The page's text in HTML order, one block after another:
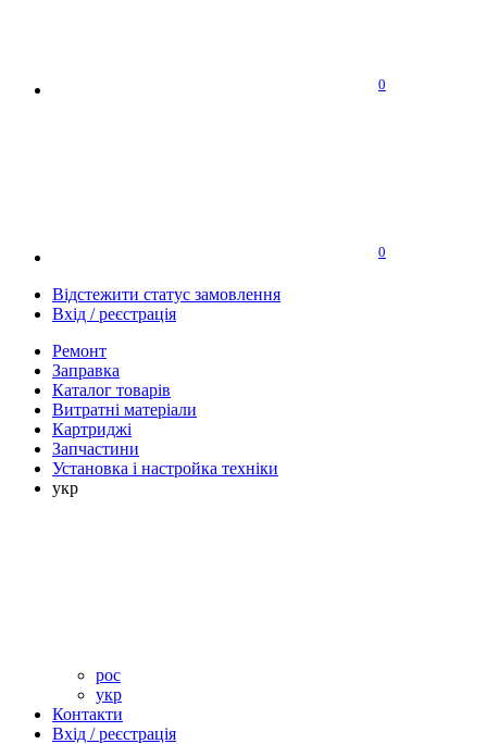
0
0
Відстежити статус замовлення
Вхід / реєстрація
Ремонт
Заправка
Каталог товарів
Витратні матеріали
Картриджі
Запчастини
Установка і настройка техніки
укр
рос
укр
Контакти
Вхід / реєстрація